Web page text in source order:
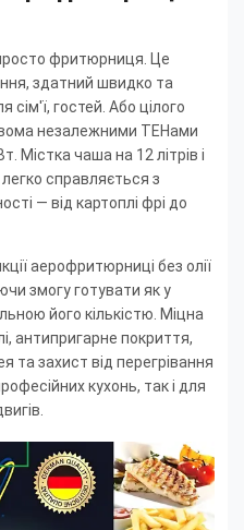
фритюрниця. Це
здатний швидко та
сім'ї, гостей. Або цілого
незалежними ТЕНами
Містка чаша на 12 літрів і
справляється з
— від картоплі фрі до
аерофритюрниці без олії
змогу готувати як у
його кількістю. Міцна
антипригарне покриття,
та захист від перегрівання
кухонь, так і для